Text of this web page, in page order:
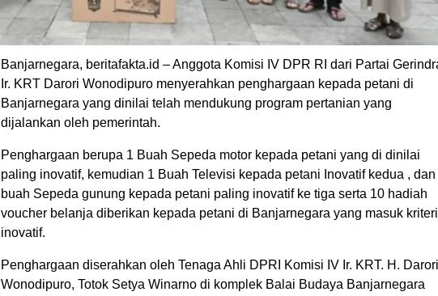
Banjarnegara, beritafakta.id – Anggota Komisi IV DPR RI dari Partai
Ir. KRT Darori Wonodipuro menyerahkan penghargaan kepada petani di
Banjarnegara yang dinilai telah mendukung program pertanian yang
dijalankan oleh pemerintah.
Penghargaan berupa 1 Buah Sepeda motor kepada petani yang di dinilai
paling inovatif, kemudian 1 Buah Televisi kepada petani Inovatif kedua , dan
buah Sepeda gunung kepada petani paling inovatif ke tiga serta 10 hadiah
voucher belanja diberikan kepada petani di Banjarnegara yang masuk
inovatif.
Penghargaan diserahkan oleh Tenaga Ahli DPRI Komisi IV Ir. KRT. H. Darori
Wonodipuro, Totok Setya Winarno di komplek Balai Budaya Banjarnegara